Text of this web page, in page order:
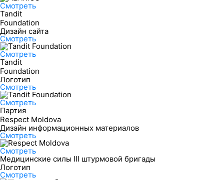
Смотреть
Tandit
Foundation
Дизайн сайта
Смотреть
Смотреть
Tandit
Foundation
Логотип
Смотреть
Смотреть
Партия
Respect Moldova
Дизайн информационных материалов
Смотреть
Смотреть
Медицинские силы ІІІ штурмовой бригады
Логотип
Смотреть